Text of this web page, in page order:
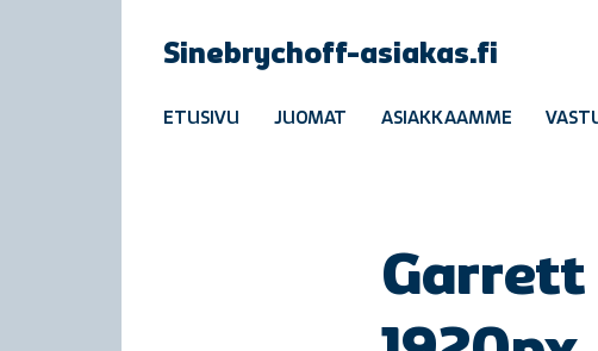
Sinebrychoff-asiakas.fi
ETUSIVU JUOMAT ASIAKKAAMME
Garrett